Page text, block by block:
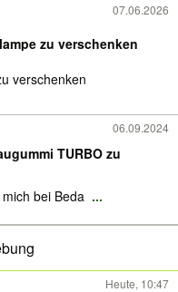
07.06.2026
zu verschenken
verschenken
06.09.2024
TURBO zu
bei Beda ...
Heute, 10:47